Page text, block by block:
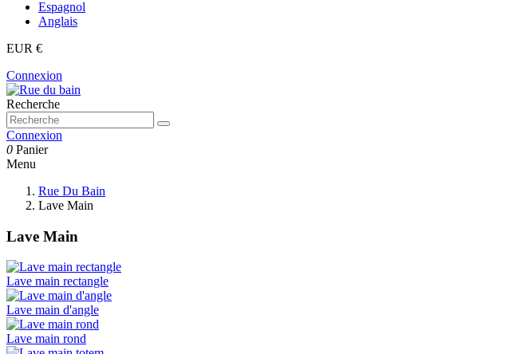
Espagnol
Anglais
EUR €
Connexion
Recherche
Connexion
0 Panier
Menu
Rue Du Bain
Lave Main
Lave Main
Lave main rectangle
Lave main d'angle
Lave main rond